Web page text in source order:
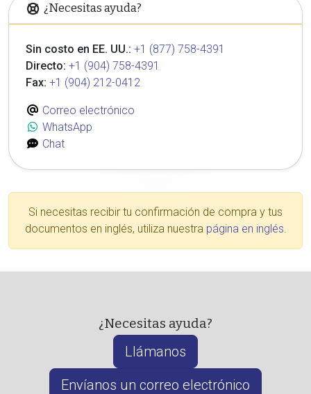
¿Necesitas ayuda?
Sin costo en EE. UU.: +1 (877) 758-4391
Directo: +1 (904) 758-4391
Fax: +1 (904) 212-0412
Correo electrónico
WhatsApp
Chat
Si necesitas recibir tu confirmación de compra y tus
documentos en inglés, utiliza nuestra página en inglés.
¿Necesitas ayuda?
Llámanos
Envíanos un correo electrónico